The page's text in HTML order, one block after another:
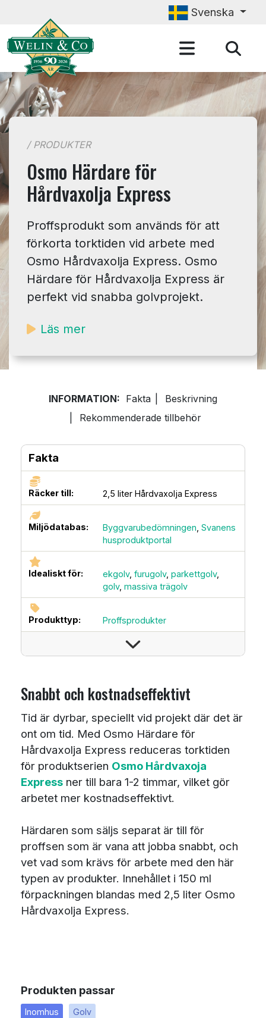
Svenska
/ PRODUKTER
Osmo Härdare för
Hårdvaxolja Express
Proffsprodukt som används för att
förkorta torktiden vid arbete med
Osmo Hårdvaxolja Express. Osmo
Härdare för Hårdvaxolja Express är
perfekt vid snabba golvprojekt.
Läs mer
INFORMATION: Fakta
Beskrivning
Rekommenderade tillbehör
Fakta
Räcker till: 2,5 liter Hårdvaxolja Express
Miljödatabas: Byggvarubedömningen, Svanens
husproduktportal
Idealiskt för: ekgolv, furugolv, parkettgolv,
golv, massiva trägolv
Produkttyp: Proffsprodukter
Snabbt och kostnadseffektivt
Tid är dyrbar, speciellt vid projekt där det är
ont om tid. Med Osmo Härdare för
Hårdvaxolja Express reduceras torktiden
för produktserien Osmo Hårdvaxoja
Express ner till bara 1-2 timmar, vilket gör
arbetet mer kostnadseffektivt.
Härdaren som säljs separat är till för
proffsen som är vana att jobba snabbt, och
vet vad som krävs för arbete med den här
typen av produkter. Innehållet i 150 ml
förpackningen blandas med 2,5 liter Osmo
Hårdvaxolja Express.
Produkten passar
Inomhus Golv